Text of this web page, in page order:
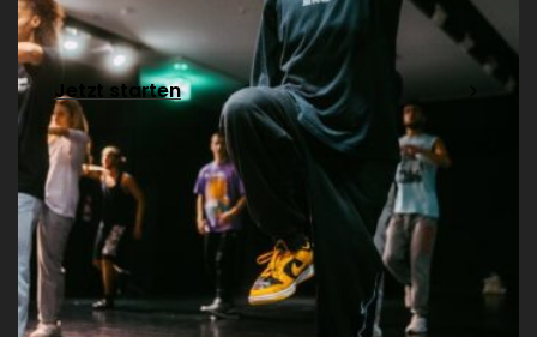
Jetzt starten